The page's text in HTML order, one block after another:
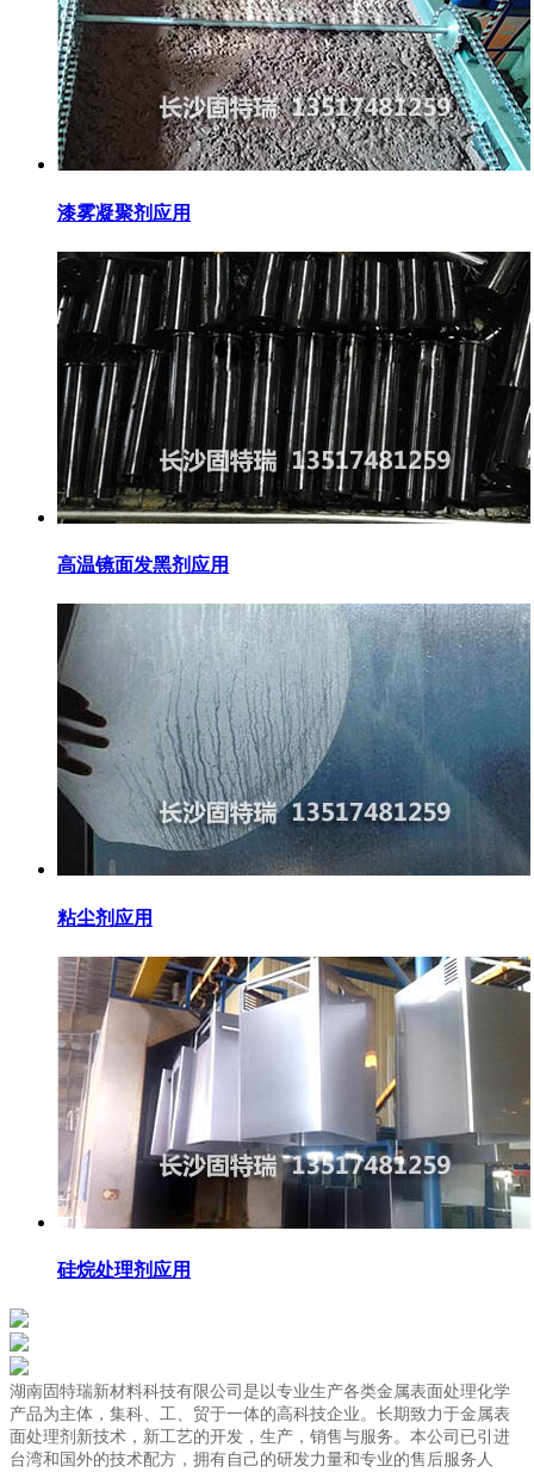
漆雾凝聚剂应用
高温镜面发黑剂应用
粘尘剂应用
硅烷处理剂应用
湖南固特瑞新材料科技有限公司是以专业生产各类金属表面处理化学
产品为主体，集科、工、贸于一体的高科技企业。长期致力于金属表
面处理剂新技术，新工艺的开发，生产，销售与服务。本公司已引进
台湾和国外的技术配方，拥有自己的研发力量和专业的售后服务人